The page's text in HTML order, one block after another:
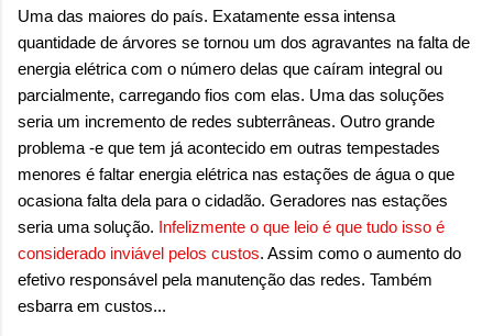
Uma das maiores do país. Exatamente essa intensa
quantidade de árvores se tornou um dos agravantes na falta de
energia elétrica com o número delas que caíram integral ou
parcialmente, carregando fios com elas. Uma das soluções
seria um incremento de redes subterrâneas. Outro grande
problema -e que tem já acontecido em outras tempestades
menores é faltar energia elétrica nas estações de água o que
ocasiona falta dela para o cidadão. Geradores nas estações
seria uma solução. Infelizmente o que leio é que tudo isso é
considerado inviável pelos custos. Assim como o aumento do
efetivo responsável pela manutenção das redes. Também
esbarra em custos...